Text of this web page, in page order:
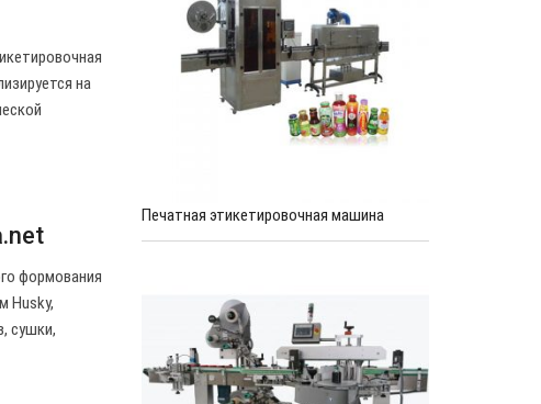
на
формования
Husky,
сушки,
Печатная этикетировочная машина